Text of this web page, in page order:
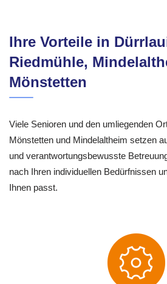
Ihre Vorteile in
Riedmühle,
Mönstetten
Viele Senioren und den umliegenden
Mönstetten und Mindelaltheim setzen
und verantwortungsbewusste
nach Ihren individuellen Bedürfnissen
Ihnen passt.